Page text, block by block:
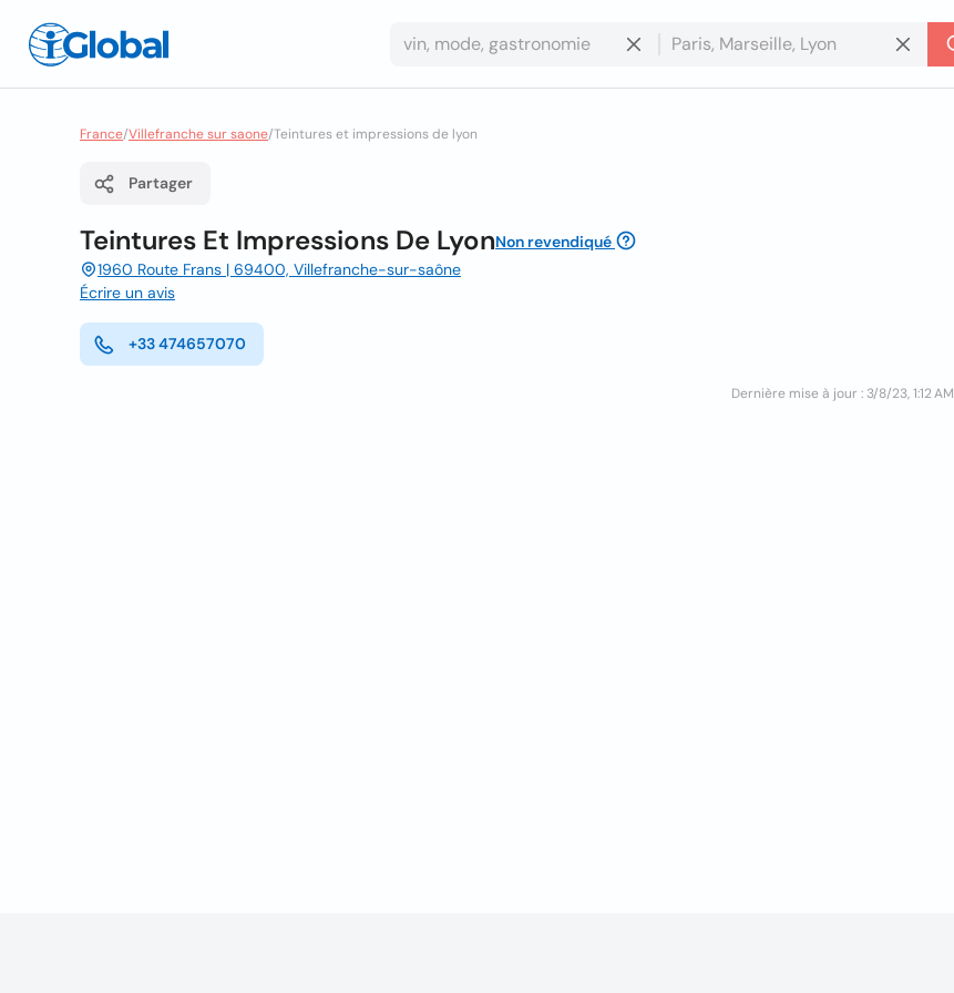
France/Villefranche sur saone/Teintures et impressions de lyon
Partager
Teintures Et Impressions De LyonNon revendiqué
1960 Route Frans | 69400, Villefranche-sur-saône
Écrire un avis
+33 474657070
Dernière mise à jour : 3/8/23, 1:12 AM